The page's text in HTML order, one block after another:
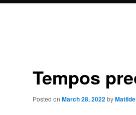
Tempos
Posted on March 28, 2022byMatilde